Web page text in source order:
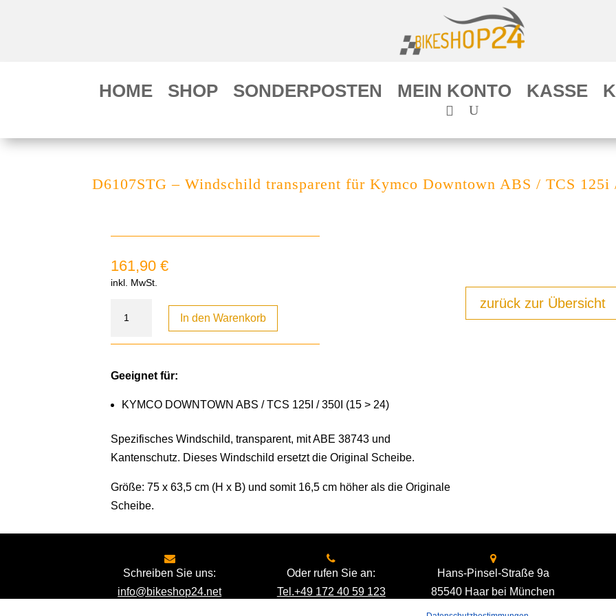
HOME SHOP SONDERPOSTEN MEIN KONTO KASSE
D6107STG – Windschild transparent für Kymco Downtown ABS / TCS
161,90€
inkl. MwSt.
In den Warenkorb
Geeignet für:
KYMCO DOWNTOWN ABS / TCS 125I / 350I (15 > 24)
Spezifisches Windschild, transparent, mit ABE 38743 und
Kantenschutz. Dieses Windschild ersetzt die Original Scheibe.
Größe: 75 x 63,5 cm (H x B) und somit 16,5 cm höher als die Originale
Scheibe.
zurück zur Übersicht
Schreiben Sie uns:
info@bikeshop24.net
Oder rufen Sie an:
Tel.+49 172 40 59 123
Hans-Pinsel-Straße 9a
85540 Haar bei München